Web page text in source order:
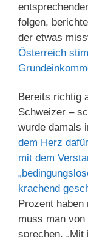
folgen,
der etwas
Österreich
Bereits richtig
Schweizer –
wurde damals
dem Herz
mit dem
krachend
Prozent
muss man von
sprechen. „Mit